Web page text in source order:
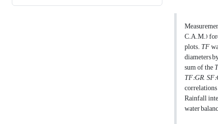
C.A.M.)
plots.TF
diameters
sum of the
TF:GR,
Rainfall
water